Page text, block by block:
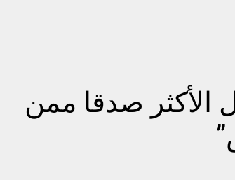
الأكثر صدقا ممن